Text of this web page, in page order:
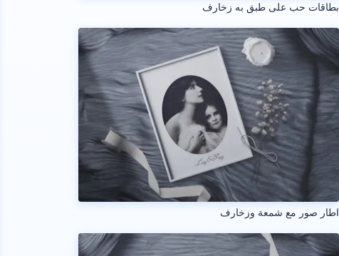
بطاقات حب على طبق به زخارف
اطار صور مع شمعة وزخارف